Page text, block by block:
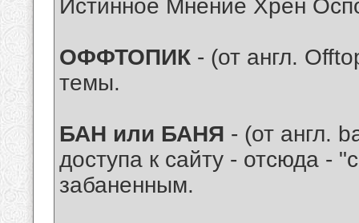
Истинное Мнение Хрен
ОФФТОПИК - (от англ.
темы.
БАН или БАНЯ - (от англ.
доступа к сайту - отсюда -
забаненным.